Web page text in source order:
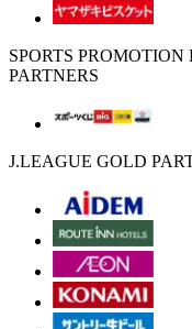
SPORTS
PARTNERS
J.LEAGUE GOLD